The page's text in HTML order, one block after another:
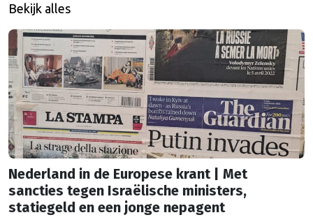
Bekijk alles
Nederland in de Europese krant | Met
sancties tegen Israëlische ministers,
statiegeld en een jonge nepagent